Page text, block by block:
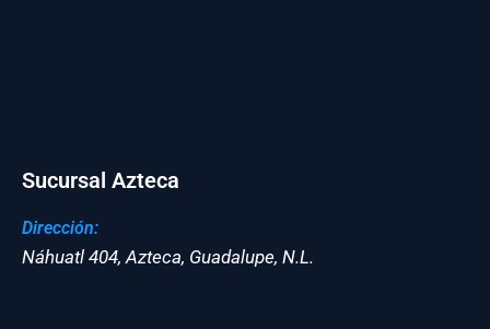
Sucursal Azteca
Dirección:
Náhuatl 404, Azteca, Guadalupe, N.L.